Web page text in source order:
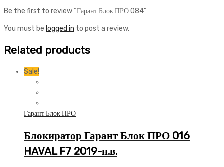
Be the first to review “Гарант Блок ПРО 084”
You must be logged in to post a review.
Related products
Sale!
Гарант Блок ПРО
Блокиратор Гарант Блок ПРО 016
HAVAL F7 2019-н.в.